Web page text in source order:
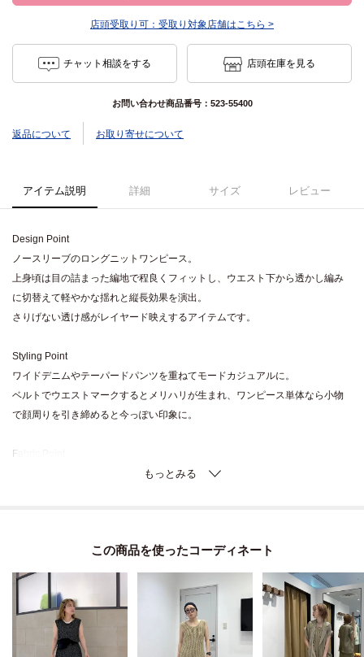
店頭受取り可： 受取り対象店舗はこちら >
チャット相談をする 店頭在庫を見る
お問い合わせ商品番号： 523-55400
返品について お取り寄せについて
アイテム説明 詳細 サイズ レビュー
Design Point
ノースリーブのロングニットワンピース。
上身頃は目の詰まった編地で程良くフィットし、ウエスト下から透かし編み
に切替えて軽やかな揺れと縦長効果を演出。
さりげない透け感がレイヤード映えするアイテムです。
Styling Point
ワイドデニムやテーパードパンツを重ねてモードカジュアルに。
ベルトでウエストマークするとメリハリが生まれ、ワンピース単体なら小物
で顔周りを引き締めると今っぽい印象に。
Fabric Point
ざっくりとした編地の糸を使用し、通気性が良く夏場も快適に着られる素材
モデル身長：170cm 着用サイズ：38（M）
＊＊＊＊＊＊＊＊＊＊＊＊＊＊＊＊＊＊＊＊＊＊＊＊＊＊＊＊＊
この商品を使った